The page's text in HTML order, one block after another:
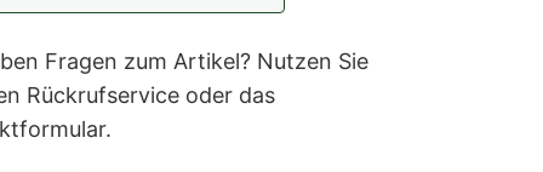
Fragen zum Artikel? Nutzen Sie
Rückrufservice oder das